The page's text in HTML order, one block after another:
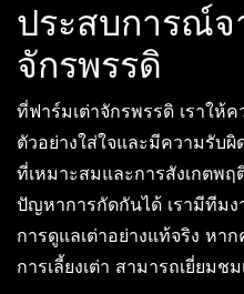
ประสบการณ์จ
จักรพรรดิ
ที่ฟาร์มเต่าจักรพรรดิ เราให้
ตัวอย่างใส่ใจและมีความรับ
ที่เหมาะสมและการสังเกตพ
ปัญหาการกัดกันได้ เรามีทีม
การดูแลเต่าอย่างแท้จริง หา
การเลี้ยงเต่า สามารถเยี่ยมช